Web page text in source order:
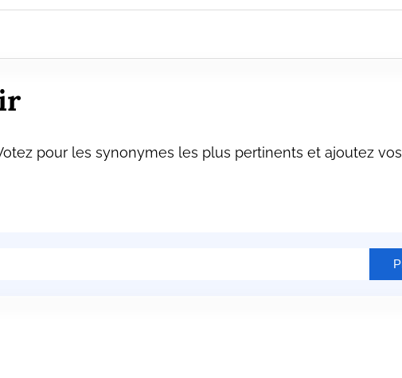
pour les synonymes les plus pertinents et ajoutez vos